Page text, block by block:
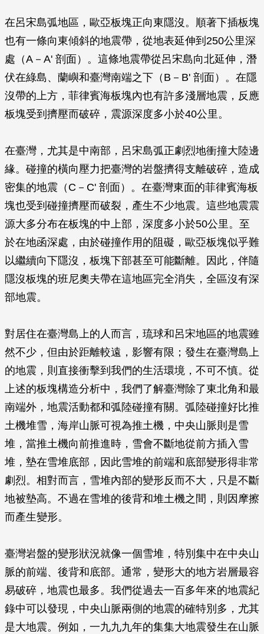
在呂宋島弧地區，歐亞板塊正向東隱沒。順著下插板塊
也有一條向東傾斜的地震帶，從地表延伸到250公里深
處（A－A' 剖面）。這條地震帶從呂宋島向北延伸，潛
伏在綠島、蘭嶼和臺灣南端之下（B－B' 剖面）。在隱
沒帶的上方，菲律賓海板塊內也有許多淺層地震，反應
板塊受到擠壓而破碎，震源深度多小於40公里。
在臺灣，尤其是中南部，呂宋島弧正劇烈地衝撞大陸邊
緣。碰撞的橫向壓力把臺灣的岩盤擠得支離破碎，造成
密集的地震（C－C' 剖面）。在臺灣東面的菲律賓海板
塊也受到碰撞擠壓而破裂，產生不少地震。這些地震震
源大多分布在板塊的中上部，深度多小於50公里。至
於在地函深處，由於碰撞作用的阻礙，歐亞板塊似乎難
以繼續向下隱沒，板塊下部甚至可能斷離。因此，伴隨
隱沒板塊的班尼奧夫帶在這地區完全消失，全區沒有深
部地震。
對居住在臺灣島上的人而言，琉球和呂宋地區的地震雖
然不少，但由於距離較遠，影響有限；發生在臺灣島上
的地震，則直接衝擊到我們的生活環境，不可不慎。從
上述的板塊構造分析中，我們了解臺灣除了東北角和最
南端外，地震活動都和弧陸碰撞有關。弧陸碰撞好比推
土機堆雪，海岸山脈可視為推土機，中央山脈則是雪
堆，當推土機向前推進時，雪會不斷地從前方插入雪
堆，墊在雪堆底部，因此雪堆的前端和底部變形得非常
劇烈。相對而言，雪堆內部的變形反而不大，只是不斷
地被墊高。不過在雪堆的後背和堆土機之間，則因摩擦
而產生變形。
臺灣岩盤的變形狀況就像一個雪堆，特別集中在中央山
脈的前端、後背和底部。通常，變形大的地方岩層最容
易破碎，地震也最多。我們從過去一百多年來的地震紀
錄中可以發現，中央山脈兩側的地震的確特別多，尤其
是大地震。例如，一九九九年的集集大地震發生在山脈